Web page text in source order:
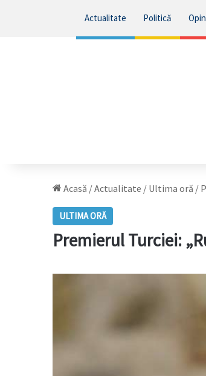
Actualitate Politică
Acasă /Actualitate / Ultima oră /
ULTIMA ORĂ
Premierul Turciei: